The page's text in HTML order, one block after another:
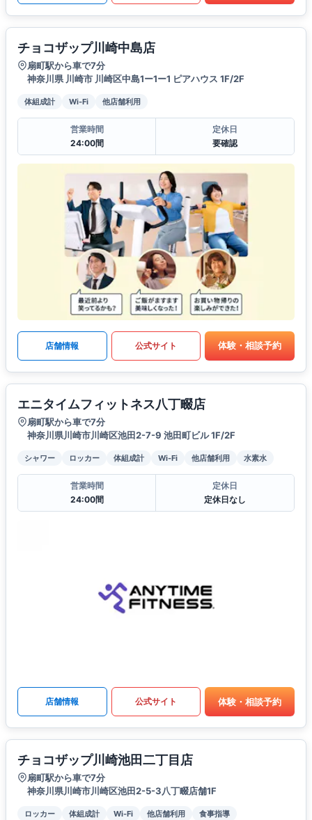
チョコザップ川崎中島店
扇町駅から車で7分
神奈川県 川崎市 川崎区中島1ー1ー1 ピアハウス 1F/2F
体組成計 Wi-Fi 他店舗利用
営業時間
24:00間
定休日
要確認
店舗情報 公式サイト 体験・相談予約
エニタイムフィットネス八丁畷店
扇町駅から車で7分
神奈川県川崎市川崎区池田2-7-9 池田町ビル 1F/2F
シャワー ロッカー 体組成計 Wi-Fi 他店舗利用 水素水
営業時間
24:00間
定休日
定休日なし
店舗情報 公式サイト 体験・相談予約
チョコザップ川崎池田二丁目店
扇町駅から車で7分
神奈川県川崎市川崎区池田2-5-3八丁畷店舗1F
ロッカー 体組成計 Wi-Fi 他店舗利用
食事指導